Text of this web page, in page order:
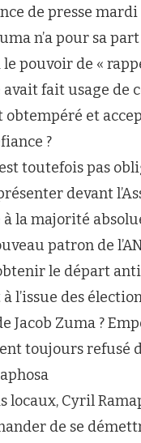
de presse
n’a pour sa
le pouvoir de «
avait fait usage
et
?
toutefois pas
devant
la majorité
patron de
le départ
l’issue des
Jacob Zuma ?
toujours refusé
locaux, Cyril
de se